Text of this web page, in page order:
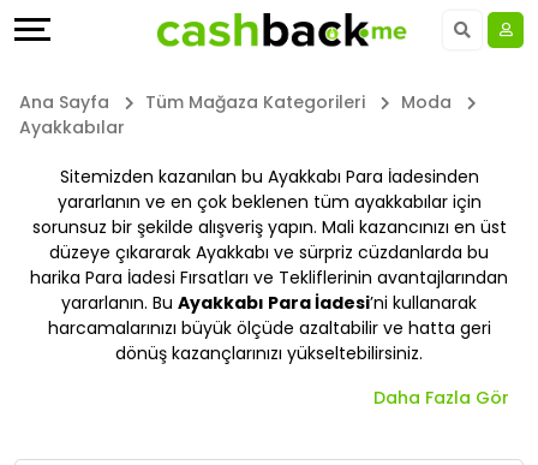
Tüm
Mağaza
Kategorileri
Fazla
Kazan
Yardım
Kuwait - EN
Qatar - EN
Bahrain - EN
Ana Sayfa Tüm Mağaza Kategorileri
Moda
Ayakkabılar
Sitemizden kazanılan bu Ayakkabı Para İadesinden
yararlanın ve en çok beklenen tüm ayakkabılar için
sorunsuz bir şekilde alışveriş yapın. Mali kazancınızı en üst
düzeye çıkararak Ayakkabı ve sürpriz cüzdanlarda bu
harika Para İadesi Fırsatları ve Tekliflerinin avantajlarından
yararlanın. Bu Ayakkabı Para İadesi’ni kullanarak
harcamalarınızı büyük ölçüde azaltabilir ve hatta geri
dönüş kazançlarınızı yükseltebilirsiniz.
Daha Fazla Gör